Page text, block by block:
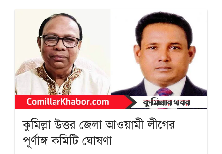
কুমিল্লা উত্তর জেলা আওয়ামী লীগের
পূর্ণাঙ্গ কমিটি ঘোষণা